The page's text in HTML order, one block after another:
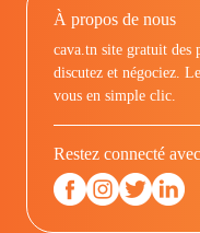
À propos de nous
cava.tn site gratuit des
discutez et négociez.
vous en simple clic.
Restez connecté